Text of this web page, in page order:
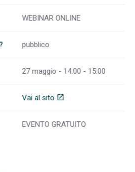
WEBINAR ONLINE
pubblico
27 maggio - 14:00 - 15:00
Vai al sito open_in_new
EVENTO GRATUITO